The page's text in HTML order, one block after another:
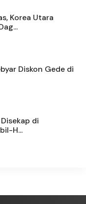
Korea Utara
Diskon Gede di
di
H...